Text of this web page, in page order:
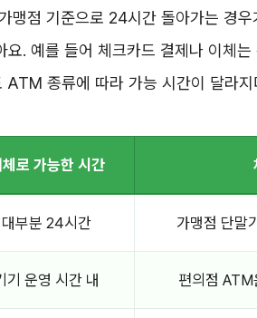
맹점 기준으로 24시간 돌아가는 경
요. 예를 들어 체크카드 결제나 이체
ATM 종류에 따라 가능 시간이 달라지
로 가능한 시간
대부분 24시간 가맹점 단말
기 운영 시간 내 편의점 ATM